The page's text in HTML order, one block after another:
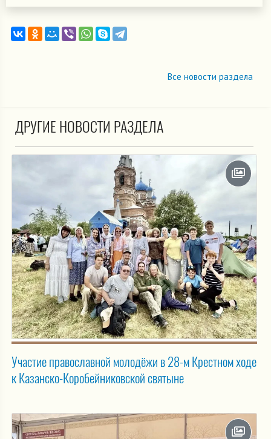
Все новости раздела
ДРУГИЕ НОВОСТИ РАЗДЕЛА
Участие православной молодёжи в 28-м Крестном ходе
к Казанско-Коробейниковской святыне